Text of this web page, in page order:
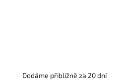
Dodáme přibližně za 20 dní